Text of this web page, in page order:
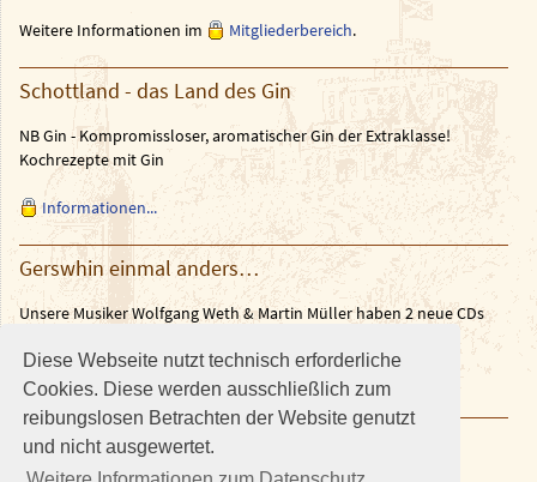
Diese Webseite nutzt technisch erforderliche
Cookies. Diese werden ausschließlich zum
reibungslosen Betrachten der Website genutzt
und nicht ausgewertet.
Weitere Informationen im Mitgliederbereich.
Schottland - das Land des Gin
NB Gin - Kompromissloser, aromatischer Gin der Extraklasse!
Kochrezepte mit Gin
Informationen...
Gerswhin einmal anders…
Unsere Musiker Wolfgang Weth & Martin Müller haben 2 neue CDs
Weitere Informationen in den News auf
brazilguitar.de